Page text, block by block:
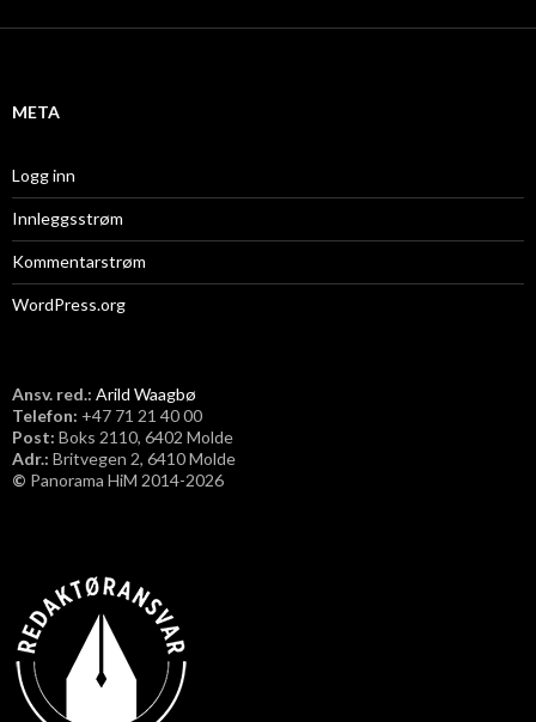
i
META
Logg inn
Innleggsstrøm
Kommentarstrøm
WordPress.org
Ansv. red.: Arild Waagbø
Telefon: ​+47 71 21 40 00
Post: Boks 2110, 6402 Molde
Adr.: Britvegen 2, 6410 Molde
© Panorama HiM 2014-2026